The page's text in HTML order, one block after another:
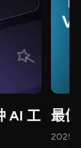
AI 工
最
2025